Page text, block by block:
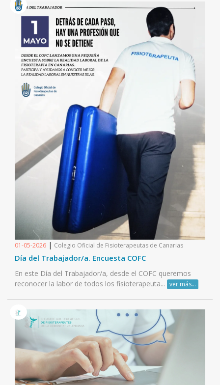
01-05-2026 | Colegio Oficial de Fisioterapeutas de Canarias
Día del Trabajador/a. Encuesta COFC
En este Día del Trabajador/a, desde el COFC queremos
reconocer la labor de todos los fisioterapeuta... ver más...